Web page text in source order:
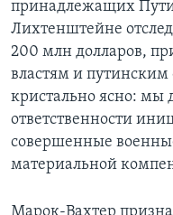
принадлежащих
Лихтенштейне
200 млн долларов,
властям и путинским
кристально ясно: мы
ответственности
совершенные
материальной